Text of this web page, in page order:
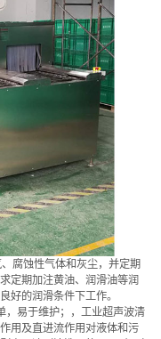
腐蚀性气体和灰尘，并定期
定期加注黄油、润滑油等润
好的润滑条件下工作。
，易于维护；，工业超声波清
用及直进流作用对液体和污